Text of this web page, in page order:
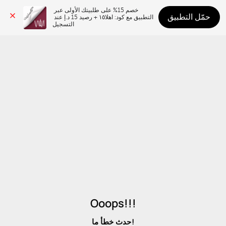
التسجيل
حمّل التطبيق
Ooops!!!
حدث خطأ ما!